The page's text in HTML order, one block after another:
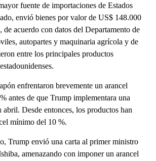
fuente de importaciones de Estados
envió bienes por valor de US$ 148.000
acuerdo con datos del Departamento de
autopartes y maquinaria agrícola y de
entre los principales productos
enfrentaron brevemente un arancel
antes de que Trump implementara una
abril. Desde entonces, los productos han
mínimo del 10 %.
Trump envió una carta al primer ministro
amenazando con imponer un arancel